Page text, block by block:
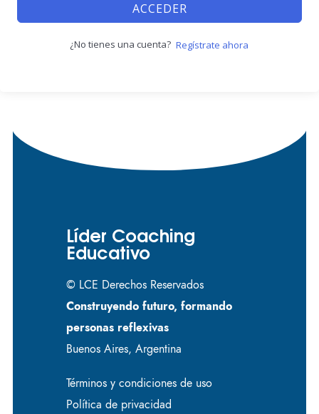
ACCEDER
¿No tienes una cuenta? Regístrate ahora
Líder Coaching
Educativo
© LCE Derechos Reservados
Construyendo futuro, formando
personas reflexivas
Buenos Aires, Argentina
Términos y condiciones de uso
Política de privacidad